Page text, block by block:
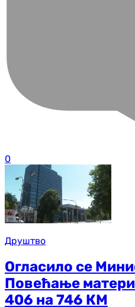
0
Друштво
Огласило се
Повећање
406 на 746 КМ